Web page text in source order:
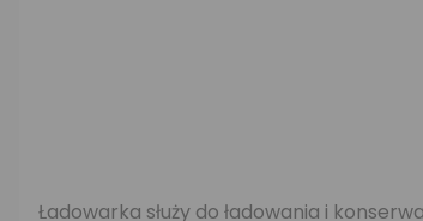
Ładowarka służy do ładowania i